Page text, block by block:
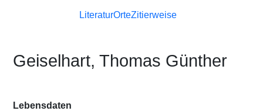
LiteraturOrteZitierweise
Geiselhart, Thomas Günther
Lebensdaten